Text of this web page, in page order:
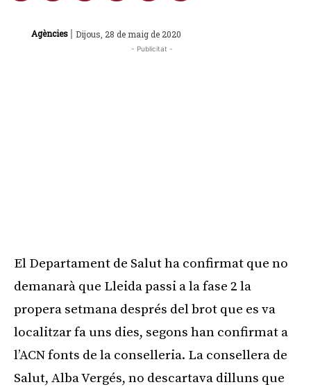
Agències | Dijous, 28 de maig de 2020
- Publicitat -
El Departament de Salut ha confirmat que no
demanarà que Lleida passi a la fase 2 la
propera setmana després del brot que es va
localitzar fa uns dies, segons han confirmat a
l’ACN fonts de la conselleria. La consellera de
Salut, Alba Vergés, no descartava dilluns que